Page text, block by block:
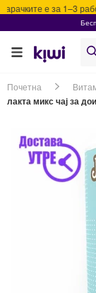
е за 1–3
Почетна
лакта микс чај за